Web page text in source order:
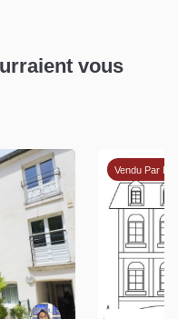
vous
Vendu Par